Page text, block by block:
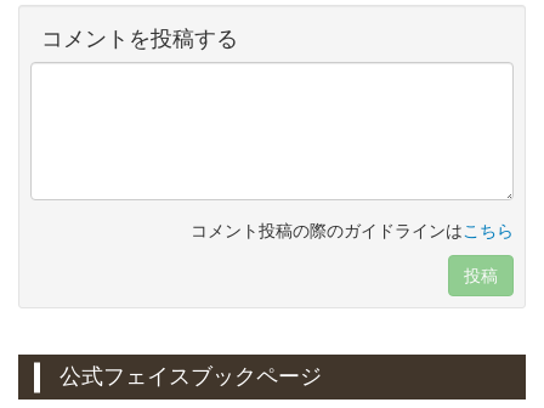
コメントを投稿する
コメント投稿の際のガイドラインはこちら
投稿
公式フェイスブックページ